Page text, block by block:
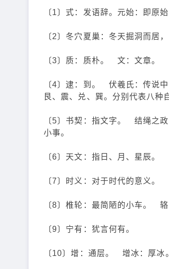
〔1〕式：发语辞。元始：即
〔2〕冬穴夏巢：冬天掘洞而居
〔3〕质：质朴。 文：文章。
〔4〕逮：到。 伏羲氏：传说
艮、震、兑、巽。分别代表八种
〔5〕书契：指文字。 结绳之
小事。
〔6〕天文：指日、月、星辰
〔7〕时义：对于时代的意义。
〔8〕椎轮：最简陋的小车。 辂
〔9〕宁有：犹言何有。
〔10〕增：通层。 增冰：厚冰